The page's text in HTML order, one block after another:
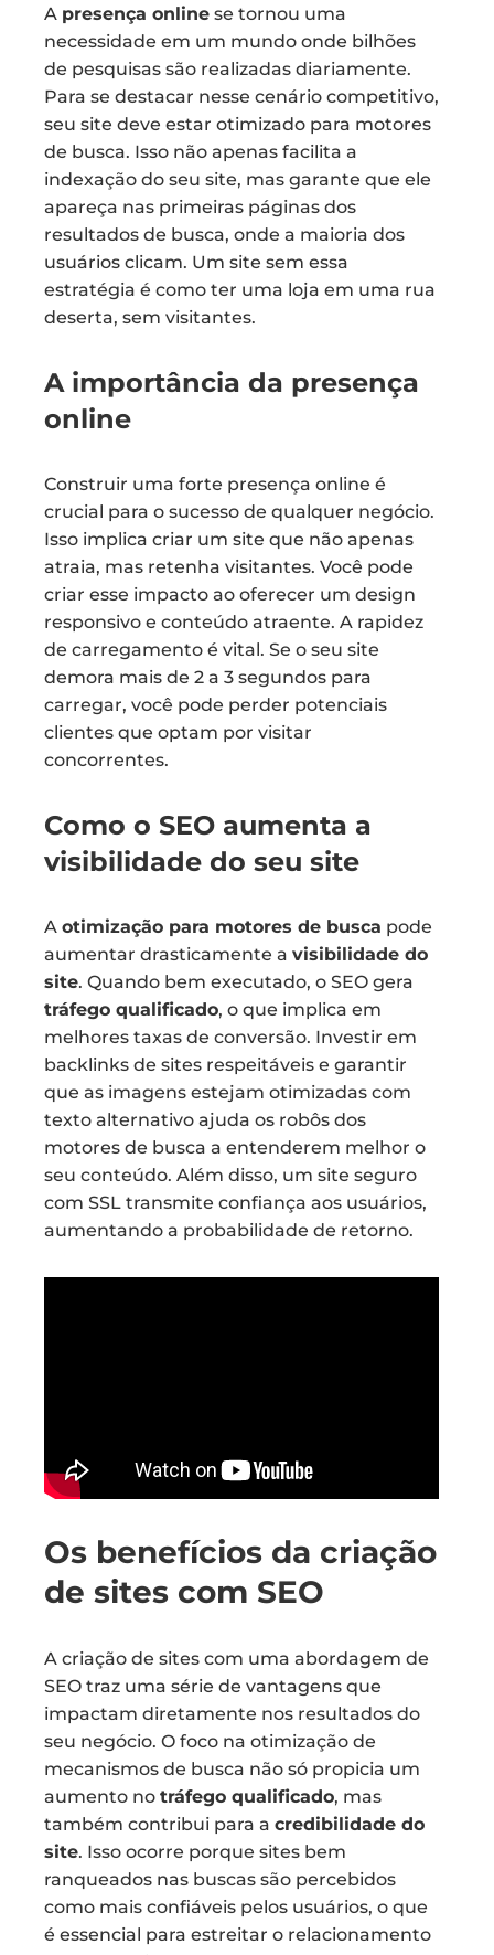
A presença online se tornou uma
necessidade em um mundo onde bilhões
de pesquisas são realizadas diariamente.
Para se destacar nesse cenário competitivo,
seu site deve estar otimizado para motores
de busca. Isso não apenas facilita a
indexação do seu site, mas garante que ele
apareça nas primeiras páginas dos
resultados de busca, onde a maioria dos
usuários clicam. Um site sem essa
estratégia é como ter uma loja em uma rua
deserta, sem visitantes.
A importância da presença
online
Construir uma forte presença online é
crucial para o sucesso de qualquer negócio.
Isso implica criar um site que não apenas
atraia, mas retenha visitantes. Você pode
criar esse impacto ao oferecer um design
responsivo e conteúdo atraente. A rapidez
de carregamento é vital. Se o seu site
demora mais de 2 a 3 segundos para
carregar, você pode perder potenciais
clientes que optam por visitar
concorrentes.
Como o SEO aumenta a
visibilidade do seu site
A otimização para motores de busca pode
aumentar drasticamente a visibilidade do
site. Quando bem executado, o SEO gera
tráfego qualificado, o que implica em
melhores taxas de conversão. Investir em
backlinks de sites respeitáveis e garantir
que as imagens estejam otimizadas com
texto alternativo ajuda os robôs dos
motores de busca a entenderem melhor o
seu conteúdo. Além disso, um site seguro
com SSL transmite confiança aos usuários,
aumentando a probabilidade de retorno.
Os benefícios da criação
de sites com SEO
A criação de sites com uma abordagem de
SEO traz uma série de vantagens que
impactam diretamente nos resultados do
seu negócio. O foco na otimização de
mecanismos de busca não só propicia um
aumento no tráfego qualificado, mas
também contribui para a credibilidade do
site. Isso ocorre porque sites bem
ranqueados nas buscas são percebidos
como mais confiáveis pelos usuários, o que
é essencial para estreitar o relacionamento